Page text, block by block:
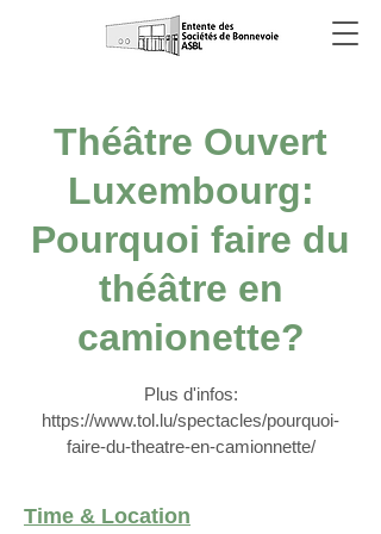
Théâtre Ouvert
Luxembourg:
Pourquoi faire du
théâtre en
camionette?
Plus d'infos:
https://www.tol.lu/spectacles/pourquoi-
faire-du-theatre-en-camionnette/
Time & Location